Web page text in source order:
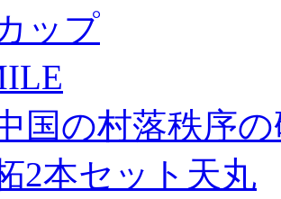
ップ
国の村落秩序
2本セット天丸